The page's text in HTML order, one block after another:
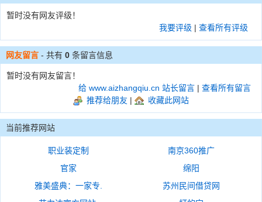
暂时没有网友评级！
我要评级 | 查看所有评级
网友留言 - 共有 0 条留言信息
暂时没有网友留言！
给 www.aizhangqiu.cn 站长留言 | 查看所有留言
推荐给朋友 | 收藏此网站
当前推荐网站
职业装定制
南京360推广
官家
绵阳
雅美盛典：一家专.
苏州民间借贷网